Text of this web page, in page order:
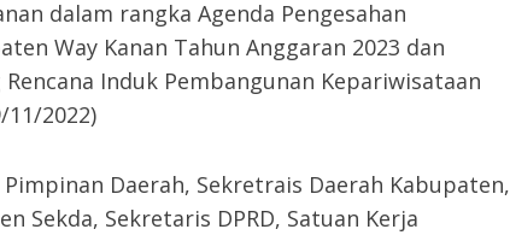
dalam rangka Agenda Pengesahan
Way Kanan Tahun Anggaran 2023 dan
Induk Pembangunan Kepariwisataan
11/2022)
Daerah, Sekretrais Daerah Kabupaten,
Sekda, Sekretaris DPRD, Satuan Kerja